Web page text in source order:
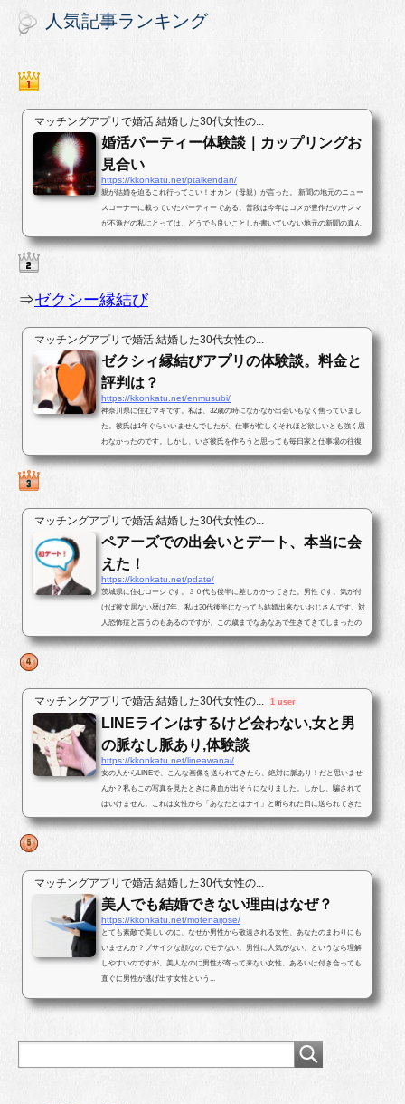
人気記事ランキング
マッチングアプリで婚活,結婚した30代女性の...
婚活パーティー体験談｜カップリングお
見合い
https://kkonkatu.net/ptaikendan/
親が結婚を迫るこれ行ってこい！オカン（母親）が言った。 新聞の地元のニュー
スコーナーに載っていたパーティーである。普段は今年はコメが豊作だのサンマ
が不漁だの私にとっては、どうでも良いことしか書いていない地元の新聞の真ん
中ほどのページに婚活パー...
⇒ゼクシー縁結び
マッチングアプリで婚活,結婚した30代女性の...
ゼクシィ縁結びアプリの体験談。料金と
評判は？
https://kkonkatu.net/enmusubi/
神奈川県に住むマキです。私は、32歳の時になかなか出会いもなく焦っていまし
た。彼氏は1年ぐらいいませんでしたが、仕事が忙しくそれほど欲しいとも強く思
わなかったのです。しかし、いざ彼氏を作ろうと思っても毎日家と仕事場の往復
ばかりで出会いがなかったのです...
マッチングアプリで婚活,結婚した30代女性の...
ペアーズでの出会いとデート、本当に会
えた！
https://kkonkatu.net/pdate/
茨城県に住むコージです。３０代も後半に差しかかってきた。男性です。気が付
けば彼女居ない暦は7年、私は30代後半になっても結婚出来ないおじさんです。対
人恐怖症と言うのもあるのですが、この歳までなあなあで生きてきてしまったの
で、そろそろ･･･と思いパートナ...
マッチングアプリで婚活,結婚した30代女性の... 1 user
LINEラインはするけど会わない,女と男
の脈なし脈あり,体験談
https://kkonkatu.net/lineawanai/
女の人からLINEで、こんな画像を送られてきたら、絶対に脈あり！だと思いませ
んか？私もこの写真を見たときに鼻血が出そうになりました。しかし、騙されて
はいけません。これは女性から「あなたとはナイ」と断られた日に送られてきた
写真です。最後まで結末を読んで...
マッチングアプリで婚活,結婚した30代女性の...
美人でも結婚できない理由はなぜ？
https://kkonkatu.net/motenaijose/
とても素敵で美しいのに、なぜか男性から敬遠される女性、あなたのまわりにも
いませんか？ブサイクな顔なのでモテない。男性に人気がない、というなら理解
しやすいのですが、美人なのに男性が寄って来ない女性、あるいは付き合っても
直ぐに男性が逃げ出す女性という...